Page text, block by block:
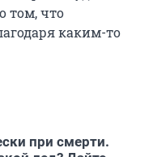
том, что
каким-то
при смерти.